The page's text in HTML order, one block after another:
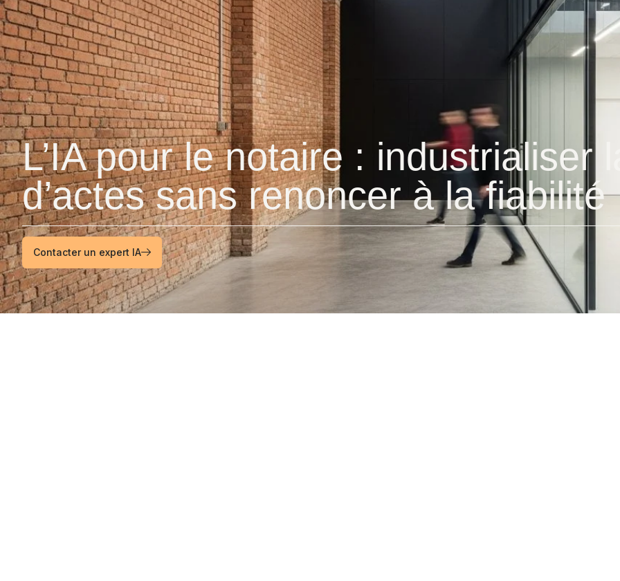
L’IA pour le notaire : industrialiser
d’actes sans renoncer à la fiabilité
Contacter un expert IA